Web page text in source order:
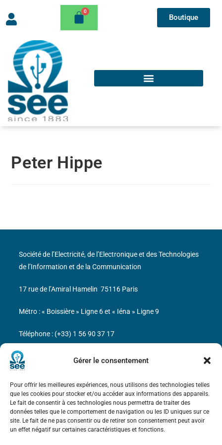
Gérer le consentement
Pour offrir les meilleures expériences, nous utilisons des technologies telles
que les cookies pour stocker et/ou accéder aux informations des appareils.
Le fait de consentir à ces technologies nous permettra de traiter des
données telles que le comportement de navigation ou les ID uniques sur ce
site. Le fait de ne pas consentir ou de retirer son consentement peut avoir
un effet négatif sur certaines caractéristiques et fonctions.
Boutique
Peter Hippe
Bicentenaire des découvertes d’André-
Marie Ampère
Mentions légales
Société de l’Electricité, de l’Electronique et des Technologies
de l’Information et de la Communication
17 rue de l’Amiral Hamelin 75116 Paris
Métro : « Boissière » Ligne 6 et « Iéna » Ligne 9
Téléphone : (+33) 1 56 90 37 17
N° de SIREN : 785 393 232, Code APE : 9412Z TVA intra-
communautaire : FR44 785 393 232